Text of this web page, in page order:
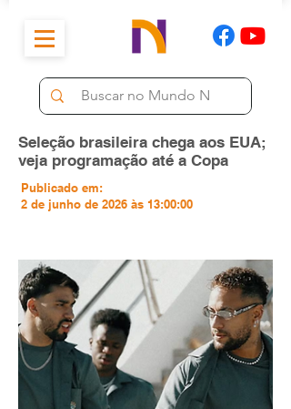
Seleção brasileira chega aos EUA;
veja programação até a Copa
Publicado em:
2 de junho de 2026 às 13:00:00